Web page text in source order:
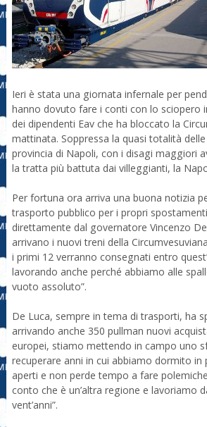
Ieri è stata una giornata infernale per
hanno dovuto fare i conti con lo sciopero
dei dipendenti Eav che ha bloccato la
mattinata. Soppressa la quasi totalità
provincia di Napoli, con i disagi maggiori
la tratta più battuta dai villeggianti, la
Per fortuna ora arriva una buona notizia
trasporto pubblico per i propri
direttamente dal governatore Vincenzo De
arrivano i nuovi treni della
i primi 12 verranno consegnati entro
lavorando anche perché abbiamo alle
vuoto assoluto”.
De Luca, sempre in tema di trasporti, ha
arrivando anche 350 pullman nuovi
europei, stiamo mettendo in campo uno
recuperare anni in cui abbiamo dormito in
aperti e non perde tempo a fare
conto che è un’altra regione e lavoriamo
vent’anni”.